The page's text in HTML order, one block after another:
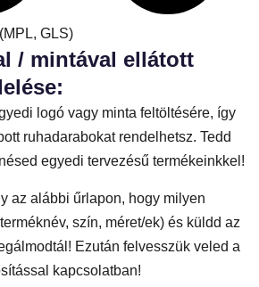
GLS)
/ mintával ellátott
logó vagy minta feltöltésére, így
ruhadarabokat rendelhetsz. Tedd
egyedi tervezésű termékeinkkel!
az alábbi űrlapon, hogy milyen
szín, méret/ek) és küldd az
Ezután felvesszük veled a
kapcsolatban!